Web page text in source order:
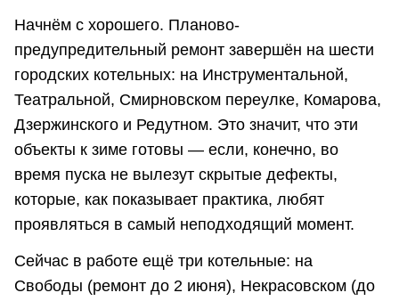
Начнём с хорошего. Планово-
предупредительный ремонт завершён на шести
городских котельных: на Инструментальной,
Театральной, Смирновском переулке, Комарова,
Дзержинского и Редутном. Это значит, что эти
объекты к зиме готовы — если, конечно, во
время пуска не вылезут скрытые дефекты,
которые, как показывает практика, любят
проявляться в самый неподходящий момент.
Сейчас в работе ещё три котельные: на
Свободы (ремонт до 2 июня), Некрасовском (до